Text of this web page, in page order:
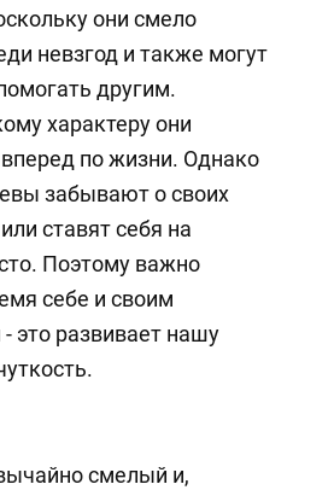
они смело
невзгод и также могут
другим.
характеру они
по жизни. Однако
забывают о своих
ставят себя на
Поэтому важно
себе и своим
это развивает нашу
смелый и,